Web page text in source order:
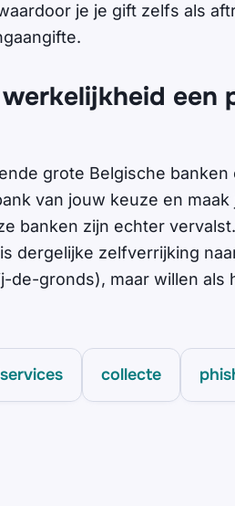
je je gift zelfs als
een
grote Belgische
van jouw keuze en
banken zijn echter
dergelijke zelfverrijking
de-gronds), maar willen als
collecte